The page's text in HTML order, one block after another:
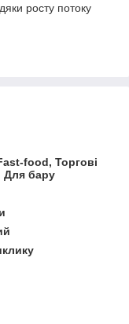
росту потоку
food, Торгові
Для бару